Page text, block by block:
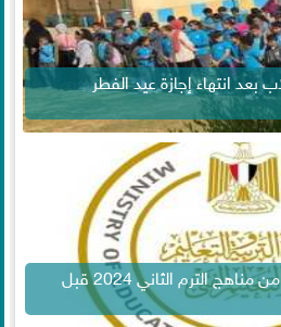
انتهاء إجازة عيد الفطر
التعليم تشدد على الانتهاء من مناهج الترم الثاني 2024 قبل